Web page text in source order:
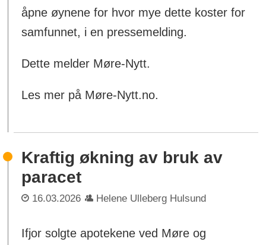
åpne øynene for hvor mye dette koster for
samfunnet, i en pressemelding.
Dette melder Møre-Nytt.
Les mer på Møre-Nytt.no.
Kraftig økning av bruk av
paracet
16.03.2026 Helene Ulleberg Hulsund
Ifjor solgte apotekene ved Møre og